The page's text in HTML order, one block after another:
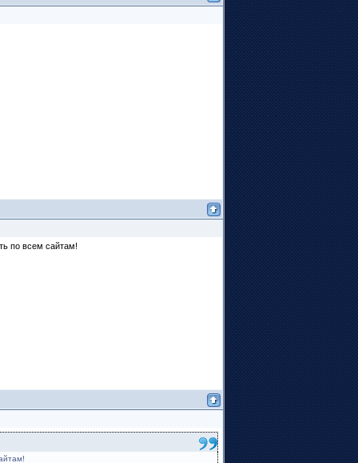
по всем сайтам!